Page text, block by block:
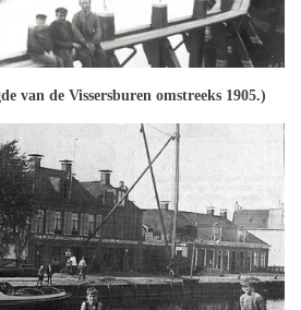
van de Vissersburen omstreeks 1905.)